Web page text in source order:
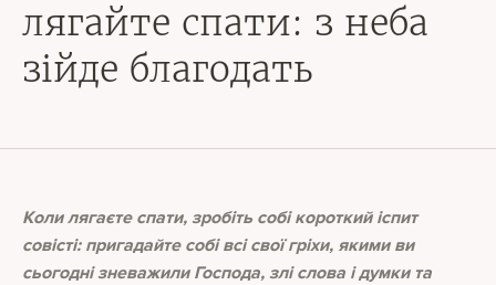
лягайте спати: з неба
зійде благодать
Коли лягаєте спати, зробіть собі короткий іспит
совісті: пригадайте собі всі свої гріхи, якими ви
сьогодні зневажили Господа, злі слова і думки та